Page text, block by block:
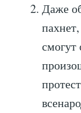
Даже
смогут